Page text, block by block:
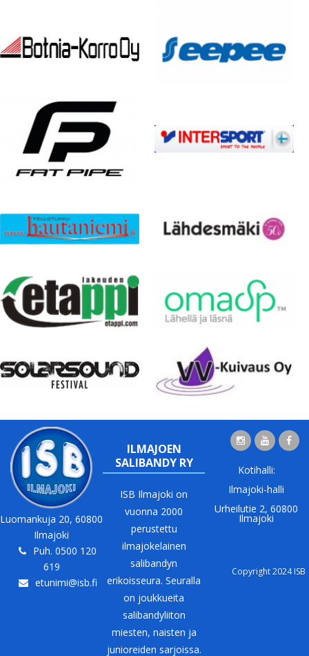
Luomankuja 20, 60800
Ilmajoki
Puh. 0500 120
619
etunimi@isb.fi
ILMAJOEN
SALIBANDY RY
ISB Ilmajoki on
vuonna 2000
perustettu
ilmajokelainen
salibandyn
erikoisseura. Seuralla
on joukkueita
salibandyliiton
miesten, naisten ja
junioreiden sarjoissa.
Kotihalli:
Ilmajoki-halli
Urheilutie 2, 60800
Ilmajoki
Copyright 2024 ISB